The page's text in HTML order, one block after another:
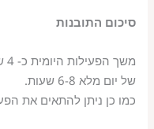
סיכום התובנות
של יום מלא 6-8 שעות.
כמו כן ניתן להתאים את